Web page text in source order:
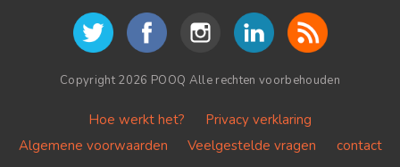
Copyright 2026 POOQ Alle rechten voorbehouden
Hoe werkt het?
Privacy verklaring
Algemene voorwaarden
Veelgestelde vragen contact